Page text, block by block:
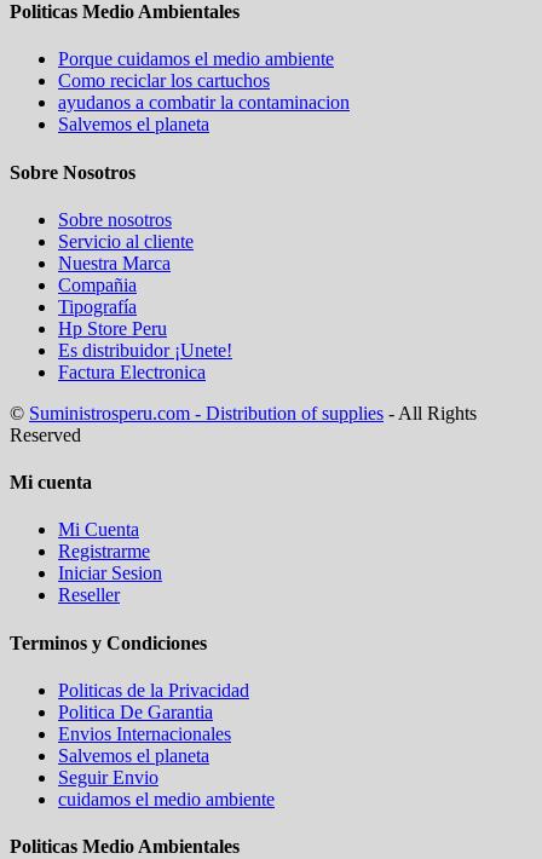
Politicas Medio Ambientales
Porque cuidamos el medio ambiente
Como reciclar los cartuchos
ayudanos a combatir la contaminacion
Salvemos el planeta
Sobre Nosotros
Sobre nosotros
Servicio al cliente
Nuestra Marca
Compañia
Tipografía
Hp Store Peru
Es distribuidor ¡Unete!
Factura Electronica
© Suministrosperu.com - Distribution of supplies - All Rights
Reserved
Mi cuenta
Mi Cuenta
Registrarme
Iniciar Sesion
Reseller
Terminos y Condiciones
Politicas de la Privacidad
Politica De Garantia
Envios Internacionales
Salvemos el planeta
Seguir Envio
cuidamos el medio ambiente
Politicas Medio Ambientales